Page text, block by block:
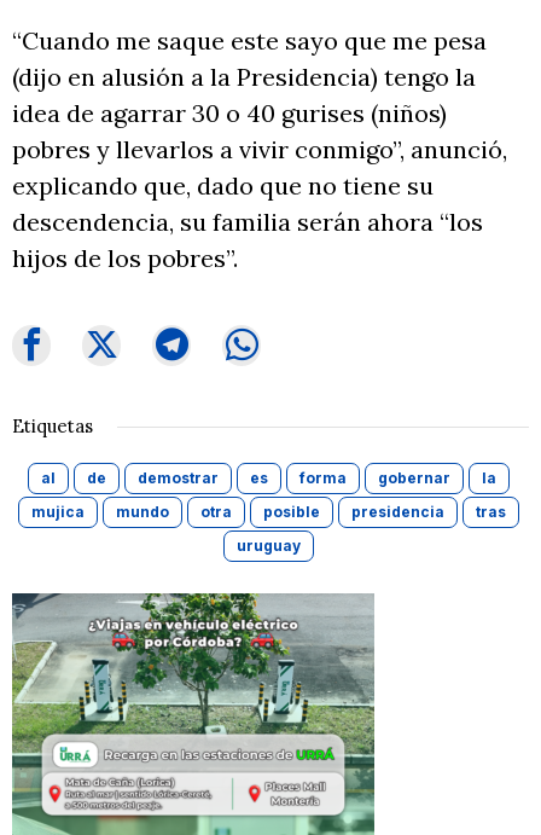
“Cuando me saque este sayo que me pesa
(dijo en alusión a la Presidencia) tengo la
idea de agarrar 30 o 40 gurises (niños)
pobres y llevarlos a vivir conmigo”, anunció,
explicando que, dado que no tiene su
descendencia, su familia serán ahora “los
hijos de los pobres”.
Etiquetas
al de demostrar es forma gobernar
la
mujica
mundo otra posible presidencia
tras
uruguay